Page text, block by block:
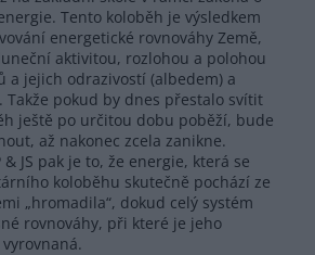
Tento koloběh je výsledkem
energetické rovnováhy Země,
aktivitou, rozlohou a polohou
a jejich odrazivostí (albedem) a
Takže pokud by dnes přestalo svítit
ještě po určitou dobu poběží, bude
až nakonec zcela zanikne.
JS pak je to, že energie, která se
koloběhu skutečně pochází ze
„hromadila“, dokud celý systém
rovnováhy, při které je jeho